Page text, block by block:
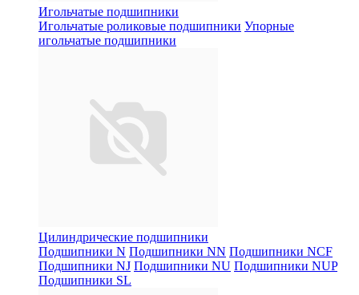
Игольчатые подшипники
Игольчатые роликовые подшипники Упорные
игольчатые подшипники
Цилиндрические подшипники
Подшипники N Подшипники NN Подшипники NCF
Подшипники NJ Подшипники NU Подшипники NUP
Подшипники SL